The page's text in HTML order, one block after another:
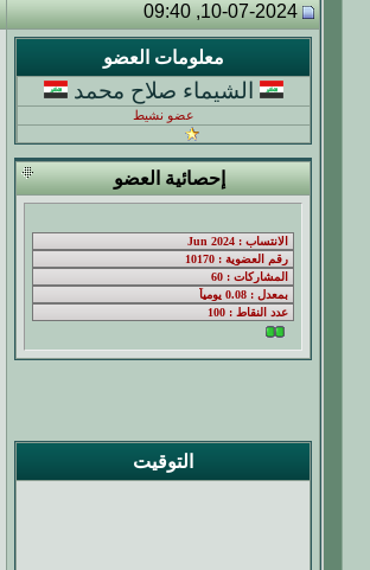
10-07-2024, 09:40
معلومات العضو
الشيماء صلاح محمد
عضو نشيط
إحصائية العضو
التوقيت